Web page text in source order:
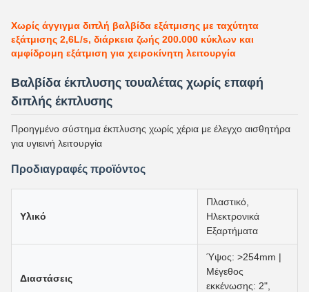
Χωρίς άγγιγμα διπλή βαλβίδα εξάτμισης με ταχύτητα
εξάτμισης 2,6L/s, διάρκεια ζωής 200.000 κύκλων και
αμφίδρομη εξάτμιση για χειροκίνητη λειτουργία
Βαλβίδα έκπλυσης τουαλέτας χωρίς επαφή
διπλής έκπλυσης
Προηγμένο σύστημα έκπλυσης χωρίς χέρια με έλεγχο αισθητήρα
για υγιεινή λειτουργία
Προδιαγραφές προϊόντος
Υλικό
Πλαστικό,
Ηλεκτρονικά
Εξαρτήματα
Διαστάσεις
Ύψος: >254mm |
Μέγεθος
εκκένωσης: 2",